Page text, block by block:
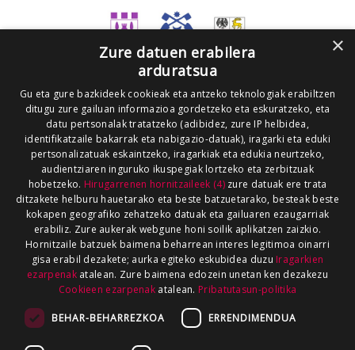
×
Zure datuen erabilera
arduratsua
Gu eta gure bazkideek cookieak eta antzeko teknologiak erabiltzen
ditugu zure gailuan informazioa gordetzeko eta eskuratzeko, eta
datu pertsonalak tratatzeko (adibidez, zure IP helbidea,
identifikatzaile bakarrak eta nabigazio-datuak), iragarki eta eduki
pertsonalizatuak eskaintzeko, iragarkiak eta edukia neurtzeko,
audientziaren inguruko ikuspegiak lortzeko eta zerbitzuak
hobetzeko. Hirugarrenen hornitzaileek (4)zure datuak ere trata
ditzakete helburu hauetarako eta beste batzuetarako, besteak beste
kokapen geografiko zehatzeko datuak eta gailuaren ezaugarriak
erabiliz. Zure aukerak webgune honi soilik aplikatzen zaizkio.
Hornitzaile batzuek baimena beharrean interes legitimoa oinarri
gisa erabil dezakete; aurka egiteko eskubidea duzu Iragarkien
ezarpenakatalean. Zure baimena edozein unetan ken dezakezu
Cookieen ezarpenak atalean. Pribatutasun-politika
BEHAR-BEHARREZKOA ERRENDIMENDUA